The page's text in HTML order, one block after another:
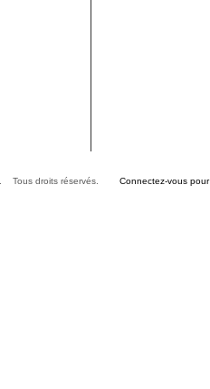
. Tous droits réservés. Connectez-vous